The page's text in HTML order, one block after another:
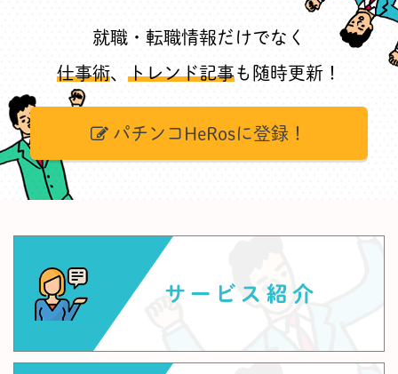
就職・転職情報だけでなく
仕事術、 トレンド記事も随時更新！
パチンコHeRosに登録！